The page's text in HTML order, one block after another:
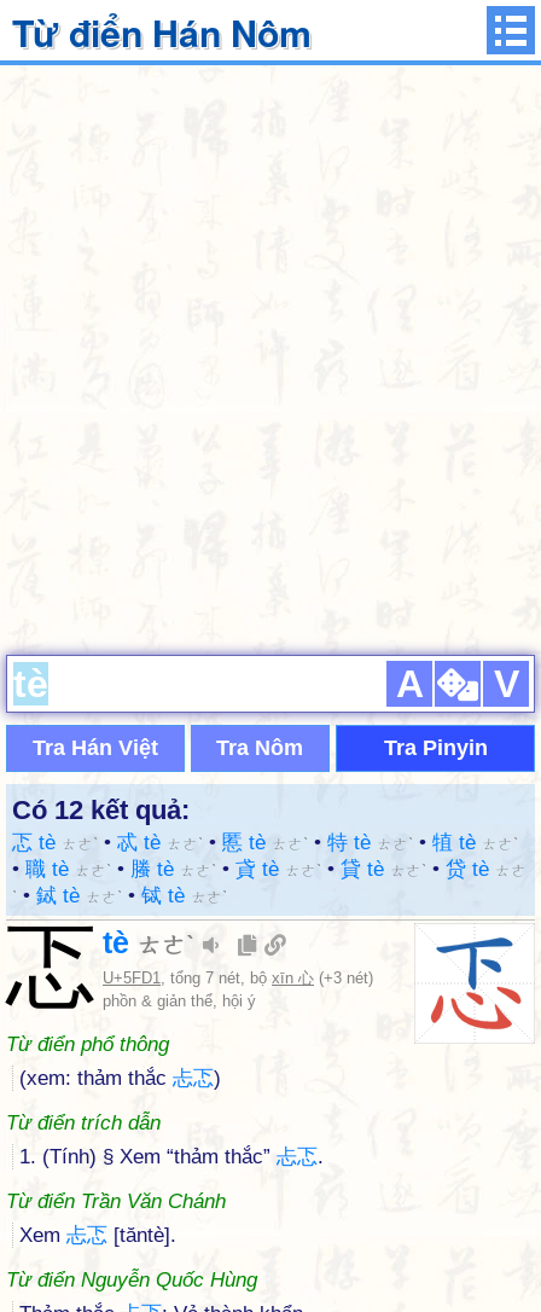
Từ điển Hán Nôm
A V
Tra Hán Việt Tra Nôm Tra Pinyin
Có 12 kết quả:
忑 tè ㄊㄜˋ • 忒 tè ㄊㄜˋ • 慝 tè ㄊㄜˋ • 特 tè ㄊㄜˋ • 犆 tè ㄊㄜˋ
• 職 tè ㄊㄜˋ • 螣 tè ㄊㄜˋ • 貣 tè ㄊㄜˋ • 貸 tè ㄊㄜˋ • 贷 tè ㄊㄜ
ˋ • 鋱 tè ㄊㄜˋ • 铽 tè ㄊㄜˋ
忑 tè ㄊㄜˋ
U+5FD1, tổng 7 nét, bộ xīn 心 (+3 nét)
phồn & giản thể, hội ý
Từ điển phổ thông
(xem: thảm thắc 忐忑)
Từ điển trích dẫn
1. (Tính) § Xem “thảm thắc” 忐忑.
Từ điển Trần Văn Chánh
Xem 忐忑 [tăntè].
Từ điển Nguyễn Quốc Hùng